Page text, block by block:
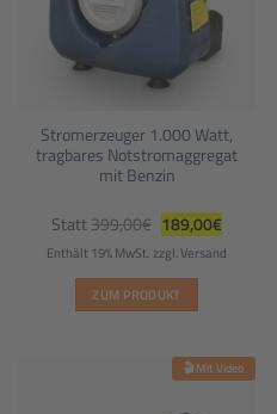
Stromerzeuger 1.000 Watt,
tragbares Notstromaggregat
mit Benzin
Statt 399,00€ Ursprünglicher
Preis
war:
399,00€
189,00€Aktueller
Preis
ist:
189,00€.
Enthält 19% MwSt.zzgl.Versand
ZUM PRODUKT
🎬 Mit Video